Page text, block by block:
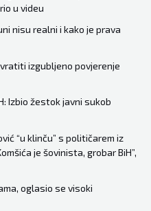
u videu
nisu realni i kako je prava
vratiti izgubljeno povjerenje
Izbio žestok javni sukob
“u klinču” s političarem iz
je šovinista, grobar BiH”,
oglasio se visoki